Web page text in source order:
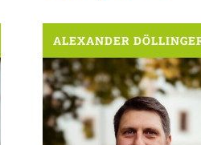
ALEXANDER